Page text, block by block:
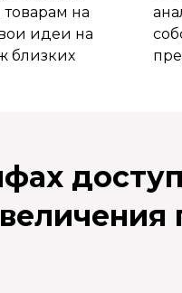
на
идеи на
близких